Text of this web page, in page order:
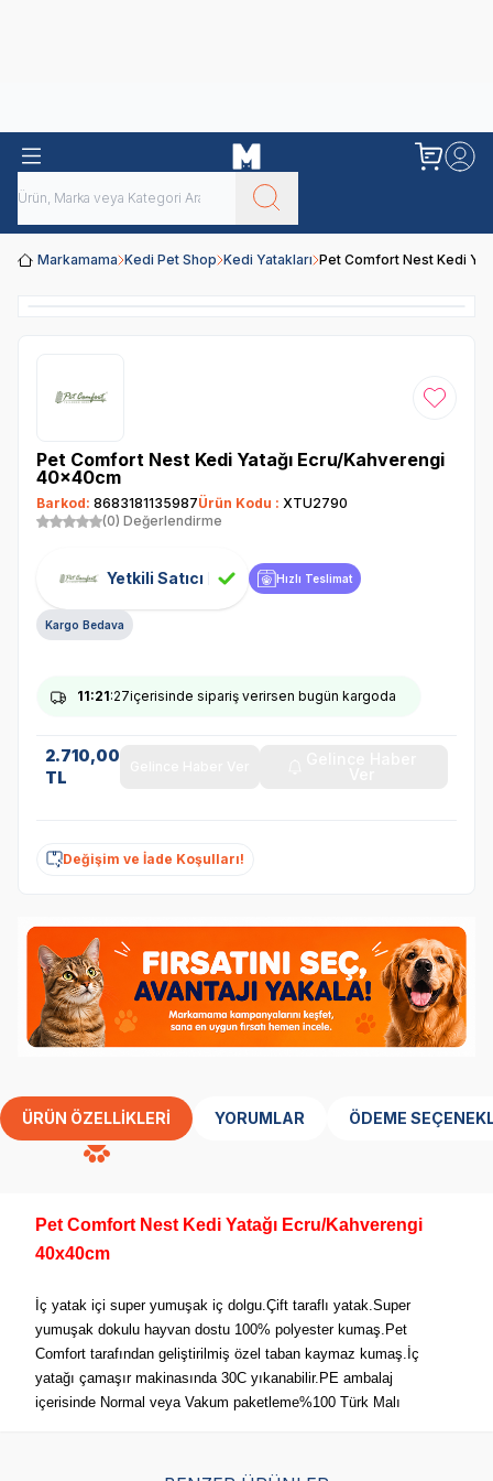
Markamama Kedi Pet Shop Kedi Yatakları Pet Comfort Nest Kedi
Favoriye
Pet Comfort Nest Kedi Yatağı Ecru/Kahverengi
40x40cm
Barkod: 8683181135987Ürün Kodu : XTU2790
(0) Değerlendirme
Yetkili Satıcı Hızlı Teslimat
Kargo Bedava
11:21:27içerisinde sipariş verirsen bugün kargoda
2.710,00
TL
Değişim ve İade Koşulları!
ÜRÜN ÖZELLIKLERI YORUMLAR ÖDEME
Pet Comfort Nest Kedi Yatağı Ecru/Kahverengi
40x40cm
İç yatak içi super yumuşak iç dolgu.Çift taraflı yatak.Super
yumuşak dokulu hayvan dostu 100% polyester kumaş.Pet
Comfort tarafından geliştirilmiş özel taban kaymaz kumaş.İç
yatağı çamaşır makinasında 30C yıkanabilir.PE ambalaj
içerisinde Normal veya Vakum paketleme%100 Türk Malı